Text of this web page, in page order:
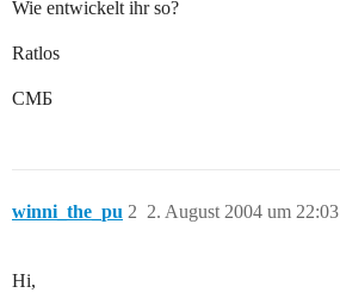
Wie entwickelt ihr so?
Ratlos
CMБ
winni_the_pu 2. August 2004 um 22:03
2
Hi,